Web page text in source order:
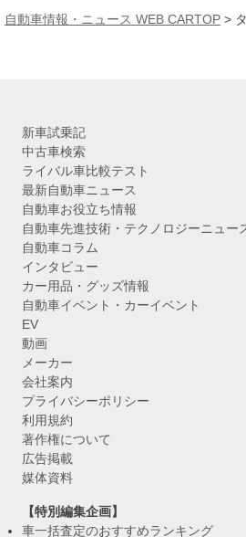
カ
自動車情報・ニュース WEB CARTOP >
新車試乗記
中古車検索
ライバル車比較テスト
最新自動車ニュース
自動車お役立ち情報
自動車先進技術・テクノロジーニュー
自動車コラム
インタビュー
カー用品・グッズ情報
自動車イベント・カーイベント
EV
動画
メーカー
会社案内
プライバシーポリシー
利用規約
著作権について
広告掲載
媒体資料
【特別編集企画】
車一括査定のおすすめランキング